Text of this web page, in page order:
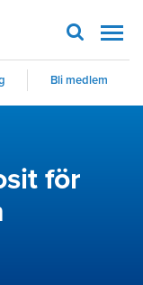
Bli medlem
för